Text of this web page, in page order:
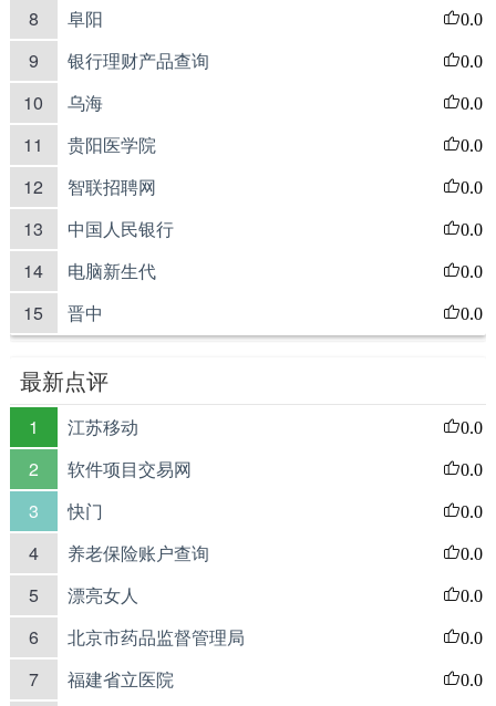
8 阜阳 0.0
9 银行理财产品查询 0.0
10 乌海 0.0
11 贵阳医学院 0.0
12 智联招聘网 0.0
13 中国人民银行 0.0
14 电脑新生代 0.0
15 晋中 0.0
最新点评
1 江苏移动 0.0
2 软件项目交易网 0.0
3 快门 0.0
4 养老保险账户查询 0.0
5 漂亮女人 0.0
6 北京市药品监督管理局 0.0
7 福建省立医院 0.0